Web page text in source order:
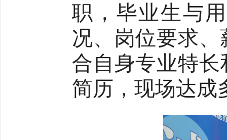
职，毕业生与
况、岗位要求
合自身专业特
简历 ， 现场达成